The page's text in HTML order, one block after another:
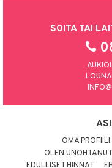
SOITA TAI
OMA PROFIILI
OLEN
EDULLISET HINNAT